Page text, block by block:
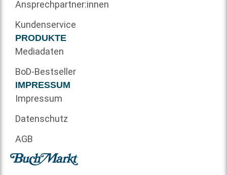
Ansprechpartner:innen
Kundenservice
PRODUKTE
Mediadaten
BoD-Bestseller
IMPRESSUM
Impressum
Datenschutz
AGB